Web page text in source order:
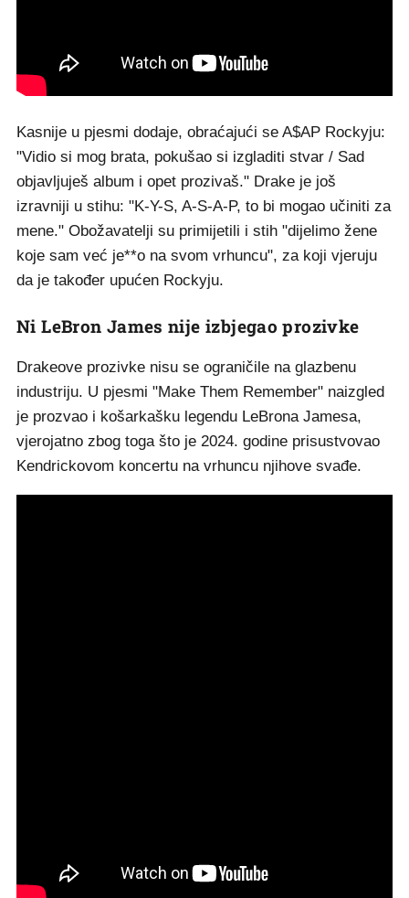
Kasnije u pjesmi dodaje, obraćajući se A$AP Rockyju:
"Vidio si mog brata, pokušao si izgladiti stvar / Sad
objavljuješ album i opet prozivaš." Drake je još
izravniji u stihu: "K-Y-S, A-S-A-P, to bi mogao učiniti za
mene." Obožavatelji su primijetili i stih "dijelimo žene
koje sam već je**o na svom vrhuncu", za koji vjeruju
da je također upućen Rockyju.
Ni LeBron James nije izbjegao prozivke
Drakeove prozivke nisu se ograničile na glazbenu
industriju. U pjesmi "Make Them Remember" naizgled
je prozvao i košarkašku legendu LeBrona Jamesa,
vjerojatno zbog toga što je 2024. godine prisustvovao
Kendrickovom koncertu na vrhuncu njihove svađe.